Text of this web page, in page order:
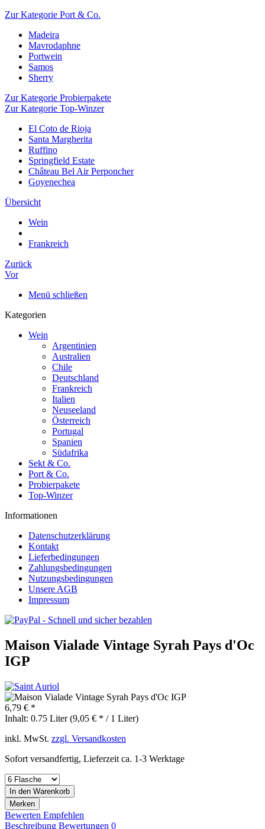
Zur Kategorie Port & Co.
Madeira
Mavrodaphne
Portwein
Samos
Sherry
Zur Kategorie Probierpakete
Zur Kategorie Top-Winzer
El Coto de Rioja
Santa Margherita
Ruffino
Springfield Estate
Château Bel Air Perponcher
Goyenechea
Übersicht
Wein
Frankreich
Zurück
Vor
Menü schließen
Kategorien
Wein
Argentinien
Australien
Chile
Deutschland
Frankreich
Italien
Neuseeland
Österreich
Portugal
Spanien
Südafrika
Sekt & Co.
Port & Co.
Probierpakete
Top-Winzer
Informationen
Datenschutzerklärung
Kontakt
Lieferbedingungen
Zahlungsbedingungen
Nutzungsbedingungen
Unsere AGB
Impressum
Maison Vialade Vintage Syrah Pays d'Oc
IGP
6,79 € *
Inhalt: 0.75 Liter (9,05 € * / 1 Liter)
inkl. MwSt. zzgl. Versandkosten
Sofort versandfertig, Lieferzeit ca. 1-3 Werktage
In den Warenkorb
Merken
Bewerten Empfehlen
Beschreibung Bewertungen 0